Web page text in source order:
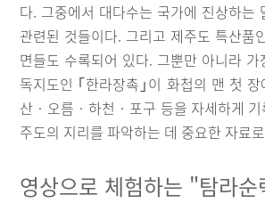
다. 그중에서 대다수는 국가에 진상하는
관련된 것들이다. 그리고 제주도 특산품
면들도 수록되어 있다. 그뿐만 아니라
독지도인 ｢한라장촉｣이 화첩의 맨 첫
산‧오름‧하천‧포구 등을 자세하게 기
주도의 지리를 파악하는 데 중요한 자료
영상으로 체험하는 "탐라순